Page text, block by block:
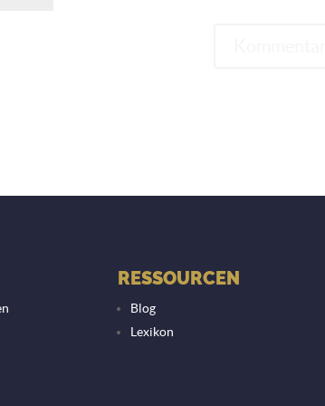
RESSOURCEN
Blog
Lexikon